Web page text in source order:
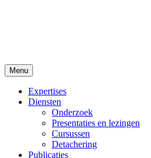
Menu
Expertises
Diensten
Onderzoek
Presentaties en lezingen
Cursussen
Detachering
Publicaties